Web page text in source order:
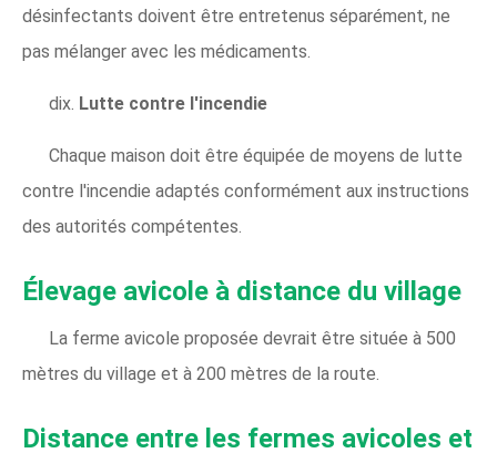
désinfectants doivent être entretenus séparément, ne
pas mélanger avec les médicaments.
dix. Lutte contre l'incendie
Chaque maison doit être équipée de moyens de lutte
contre l'incendie adaptés conformément aux instructions
des autorités compétentes.
Élevage avicole à distance du village
La ferme avicole proposée devrait être située à 500
mètres du village et à 200 mètres de la route.
Distance entre les fermes avicoles et